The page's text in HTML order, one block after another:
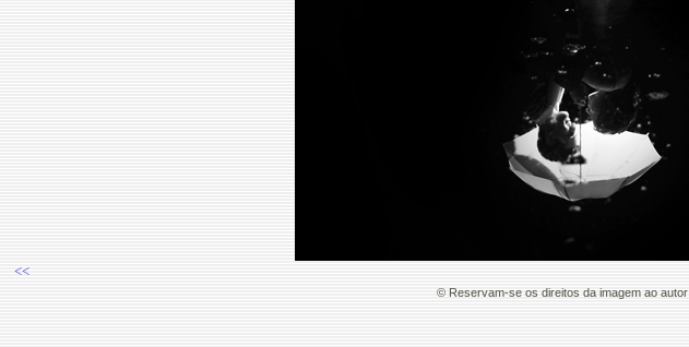
<<
© Reservam-se os direitos da imagem ao autor